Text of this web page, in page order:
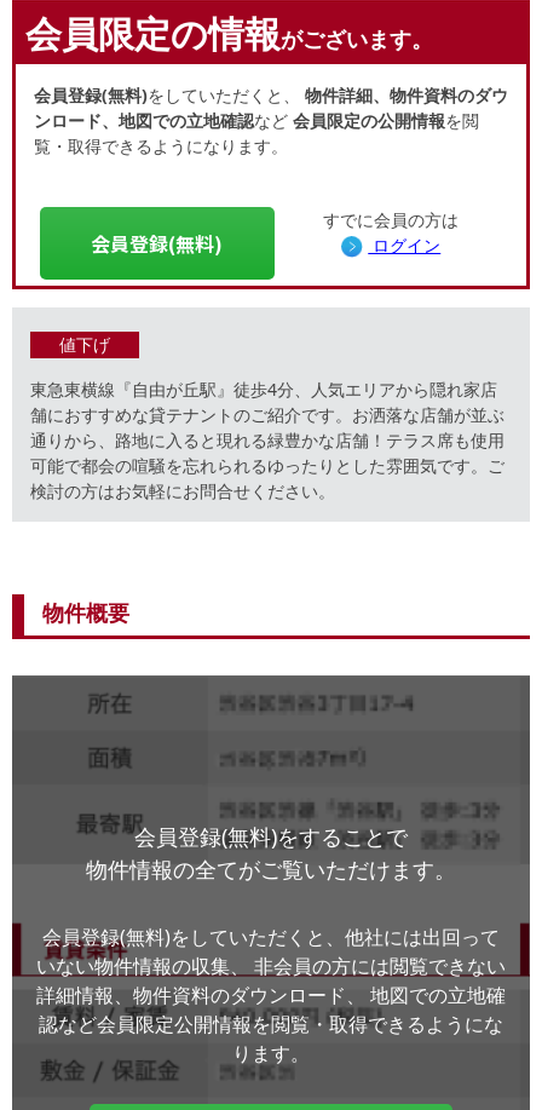
会員限定の情報がございます。
会員登録(無料)をしていただくと、 物件詳細、物件資料のダウ
ンロード、地図での立地確認など 会員限定の公開情報を閲
覧・取得できるようになります。
会員登録(無料)
すでに会員の方は
ログイン
値下げ
東急東横線『自由が丘駅』徒歩4分、人気エリアから隠れ家店
舗におすすめな貸テナントのご紹介です。お洒落な店舗が並ぶ
通りから、路地に入ると現れる緑豊かな店舗！テラス席も使用
可能で都会の喧騒を忘れられるゆったりとした雰囲気です。ご
検討の方はお気軽にお問合せください。
物件概要
会員登録(無料)をすることで
物件情報の全てがご覧いただけます。
会員登録(無料)をしていただくと、他社には出回って
いない物件情報の収集、
非会員の方には閲覧できない
詳細情報、物件資料のダウンロード、
地図での立地確
認など会員限定公開情報を閲覧・取得できるようにな
ります。